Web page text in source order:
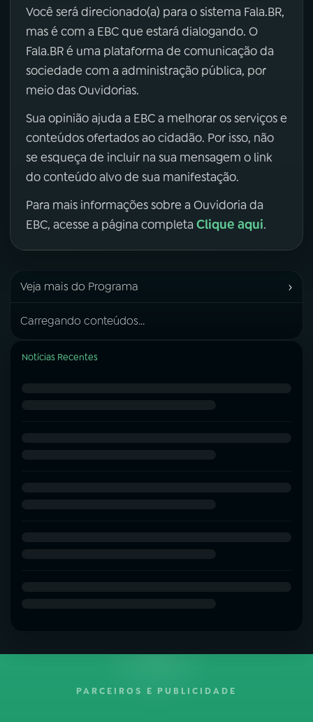
Você será direcionado(a) para o sistema Fala.BR,
mas é com a EBC que estará dialogando. O
Fala.BR é uma plataforma de comunicação da
sociedade com a administração pública, por
meio das Ouvidorias.
Sua opinião ajuda a EBC a melhorar os serviços e
conteúdos ofertados ao cidadão. Por isso, não
se esqueça de incluir na sua mensagem o link
do conteúdo alvo de sua manifestação.
Para mais informações sobre a Ouvidoria da
EBC, acesse a página completa Clique aqui.
Veja mais do Programa ›
Carregando conteúdos...
Notícias Recentes
PARCEIROS E PUBLICIDADE